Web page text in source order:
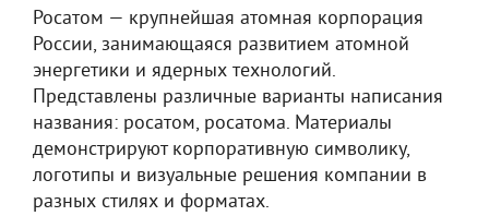
Росатом — крупнейшая атомная корпорация
России, занимающаяся развитием атомной
энергетики и ядерных технологий.
Представлены различные варианты написания
названия: росатом, росатома. Материалы
демонстрируют корпоративную символику,
логотипы и визуальные решения компании в
разных стилях и форматах.